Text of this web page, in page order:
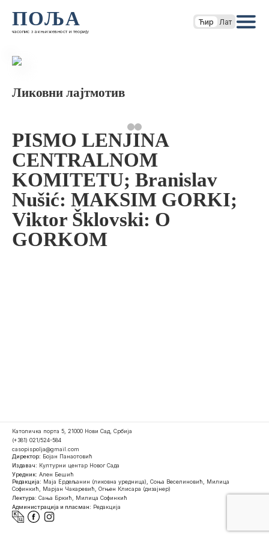
ПОЉА
часопис за књижевност и теорију
Ћир Лат
Ликовни лајтмотив
PISMO LENJINA
CENTRALNOM
KOMITETU; Branislav
Nušić: MAKSIM GORKI;
Viktor Šklovski: O
GORKOM
Католичка порта 5, 21000 Нови Сад, Србија
(+381) 021/524-584
casopispolja@gmail.com
Директор: Бојан Панаотовић
Издавач: Културни центар Новог Сада
Уредник: Ален Бешић
Редакција: Маја Ердељанин (ликовна уредница), Соња Веселиновић, Милица
Софинкић, Марјан Чакаревић, Огњен Клисара (дизајнер)
Лектура: Сања Бркић, Милица Софинкић
Администрација и пласман: Редакција